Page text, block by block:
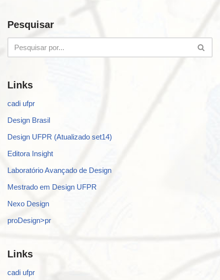
Pesquisar
Links
cadi ufpr
Design Brasil
Design UFPR (Atualizado set14)
Editora Insight
Laboratório Avançado de Design
Mestrado em Design UFPR
Nexo Design
proDesign>pr
Links
cadi ufpr